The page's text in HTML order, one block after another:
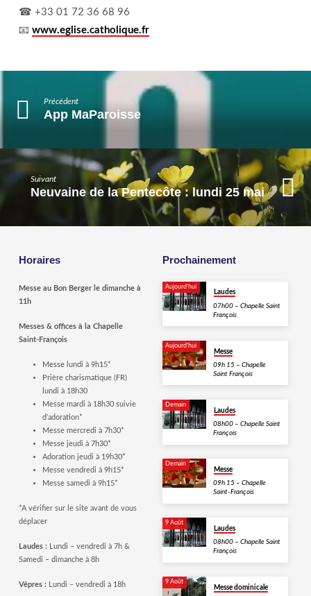
☎ +33 01 72 36 68 96
📧 www.eglise.catholique.fr
Précédent
App MaParoisse
Suivant
Neuvaine de la Pentecôte : lundi 25 mai
Horaires
Messe au Bon Berger le dimanche à
11h
Messes & offices à la Chapelle
Saint-François
Messe lundi à 9h15*
Prière charismatique (FR)
lundi à 18h30
Messe mardi à 18h30 suivie
d’adoration*
Messe mercredi à 7h30*
Messe jeudi à 7h30*
Adoration jeudi à 19h30*
Messe vendredi à 9h15*
Messe samedi à 9h15*
*A vérifier sur le site avant de vous
déplacer
Laudes :
Lundi – vendredi à 7h &
Samedi – dimanche à 8h
Vêpres : Lundi – vendredi à 18h
Prochainement
Aujourd'hui
Laudes
07h00 – Chapelle Saint
François
Aujourd'hui
Messe
09h 15 – Chapelle
Saint François
Demain
Laudes
08h00 – Chapelle Saint
François
Demain
Messe
09h 15 – Chapelle
Saint-François
9 Août
Laudes
08h00 – Chapelle Saint
François
9 Août
Messe dominicale